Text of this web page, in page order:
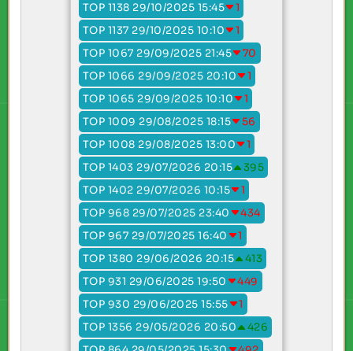
TOP 1138 29/10/2025 15:45
1
TOP 1137 29/10/2025 10:10
1
TOP 1067 29/09/2025 21:45
70
TOP 1066 29/09/2025 20:10
1
TOP 1065 29/09/2025 10:10
1
TOP 1009 29/08/2025 18:15
56
TOP 1008 29/08/2025 13:00
1
TOP 1403 29/07/2026 20:15
395
TOP 1402 29/07/2026 10:15
1
TOP 968 29/07/2025 23:40
434
TOP 967 29/07/2025 16:40
1
TOP 1380 29/06/2026 20:15
413
TOP 931 29/06/2025 19:50
449
TOP 930 29/06/2025 15:55
1
TOP 1356 29/05/2026 20:50
426